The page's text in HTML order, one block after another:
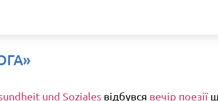
und Soziales відбувся вечір поезії